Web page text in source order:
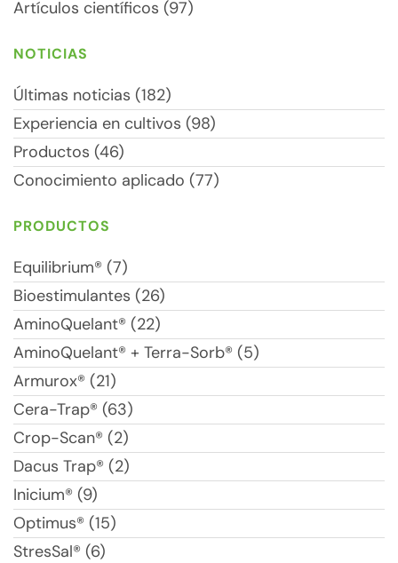
Artículos científicos (97)
NOTICIAS
Últimas noticias (182)
Experiencia en cultivos (98)
Productos (46)
Conocimiento aplicado (77)
PRODUCTOS
Equilibrium® (7)
Bioestimulantes (26)
AminoQuelant® (22)
AminoQuelant® + Terra-Sorb® (5)
Armurox® (21)
Cera-Trap® (63)
Crop-Scan® (2)
Dacus Trap® (2)
Inicium® (9)
Optimus® (15)
StresSal® (6)